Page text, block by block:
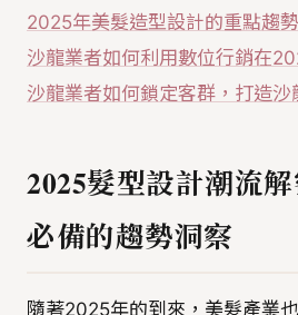
2025年美髮造型設計的重點趨
沙龍業者如何利用數位行銷在
沙龍業者如何鎖定客群，打造沙
2025髮型設計潮流
必備的趨勢洞察
隨著2025年的到來，美髮產業